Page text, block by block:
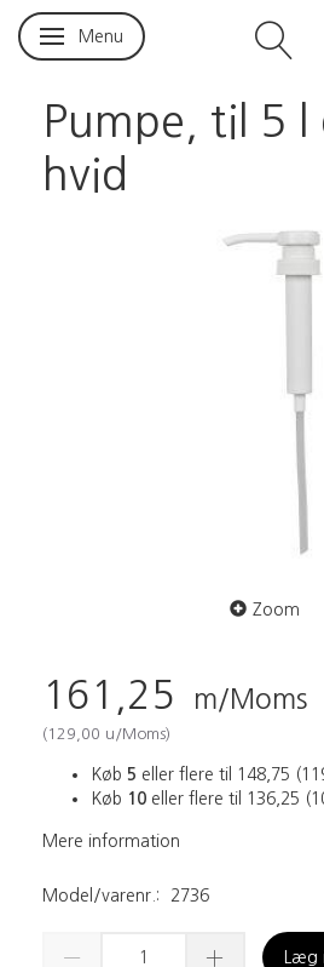
Skifte navigation
Menu
Pumpe, til 5 l
hvid
Zoom
161,25 m/Moms
(129,00 u/Moms)
Køb 5 eller flere til 148,75 (
Køb 10 eller flere til 136,25 (
Mere information
Model/varenr.: 2736
Læg